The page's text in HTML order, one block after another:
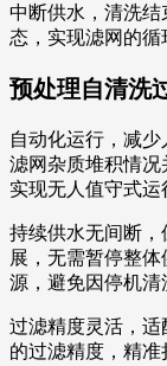
中断供水，清洗
态，实现滤网的循
预处理自清洗
自动化运行，减
滤网杂质堆积情况
实现无人值守式运
持续供水无间断
展，无需暂停整
源，避免因停机清
过滤精度灵活，
的过滤精度，精